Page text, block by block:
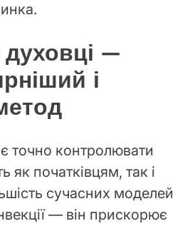
—
і
точно контролювати
як початківцям, так і
сучасних моделей
— він прискорює